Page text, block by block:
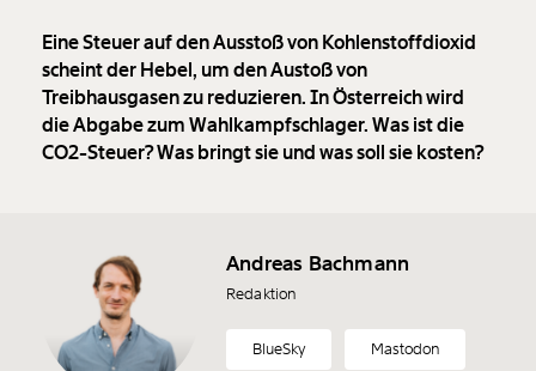
Eine Steuer auf den Ausstoß von Kohlenstoffdioxid
scheint der Hebel, um den Austoß von
Treibhausgasen zu reduzieren. In Österreich wird
die Abgabe zum Wahlkampfschlager. Was ist die
CO2-Steuer? Was bringt sie und was soll sie kosten?
Andreas Bachmann
Redaktion
BlueSky Mastodon